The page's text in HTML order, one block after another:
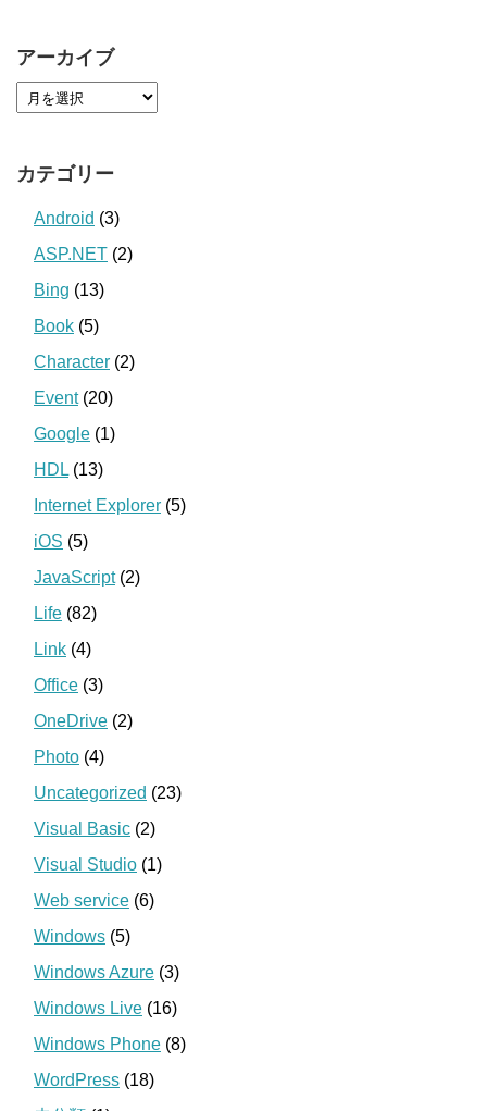
アーカイブ
カテゴリー
Android (3)
ASP.NET (2)
Bing (13)
Book (5)
Character (2)
Event(20)
Google (1)
HDL (13)
Internet Explorer (5)
iOS (5)
JavaScript(2)
Life (82)
Link (4)
Office (3)
OneDrive (2)
Photo (4)
Uncategorized (23)
Visual Basic (2)
Visual Studio (1)
Web service (6)
Windows (5)
Windows Azure (3)
Windows Live (16)
Windows Phone (8)
WordPress (18)